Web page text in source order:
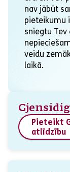
nav jābūt
pieteikumu
sniegtu
veidu
laikā.
Pieteikt
atlīdzību